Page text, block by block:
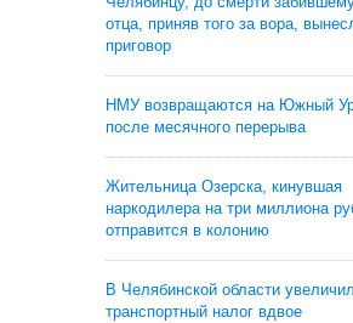
отца, приняв того за вора,
приговор
НМУ возвращаются на Южный
после месячного перерыва
Жительница Озерска, кинувшая
наркодилера на три миллиона
отправится в колонию
В Челябинской области
транспортный налог вдвое